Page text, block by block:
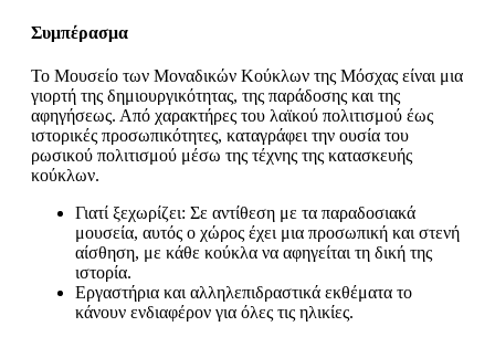
Συμπέρασμα
Το Μουσείο των Μοναδικών Κούκλων της Μόσχας είναι μια
γιορτή της δημιουργικότητας, της παράδοσης και της
αφηγήσεως. Από χαρακτήρες του λαϊκού πολιτισμού έως
ιστορικές προσωπικότητες, καταγράφει την ουσία του
ρωσικού πολιτισμού μέσω της τέχνης της κατασκευής
κούκλων.
Γιατί ξεχωρίζει: Σε αντίθεση με τα παραδοσιακά
μουσεία, αυτός ο χώρος έχει μια προσωπική και στενή
αίσθηση, με κάθε κούκλα να αφηγείται τη δική της
ιστορία.
Εργαστήρια και αλληλεπιδραστικά εκθέματα το
κάνουν ενδιαφέρον για όλες τις ηλικίες.